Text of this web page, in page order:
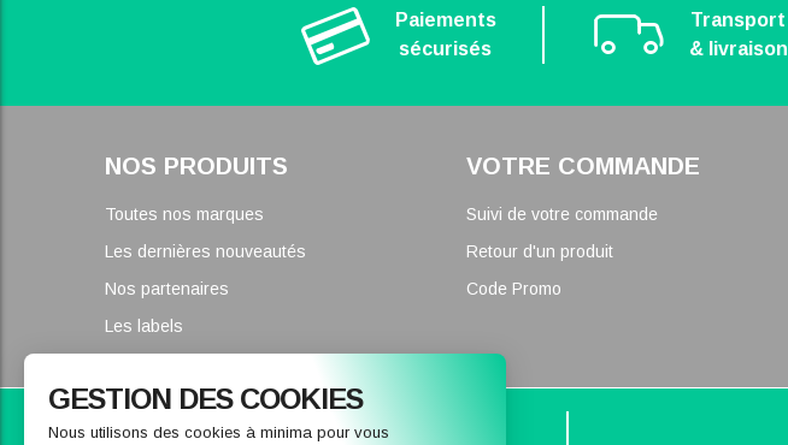
Paiements
sécurisés
Transport
& livraison
NOS PRODUITS
Toutes nos marques
Les dernières nouveautés
Nos partenaires
Les labels
VOTRE COMMANDE
Suivi de votre commande
Retour d'un produit
Code Promo
Parce que nous pouvons vous conseiller
GESTION DES COOKIES
Nous utilisons des cookies à minima pour vous